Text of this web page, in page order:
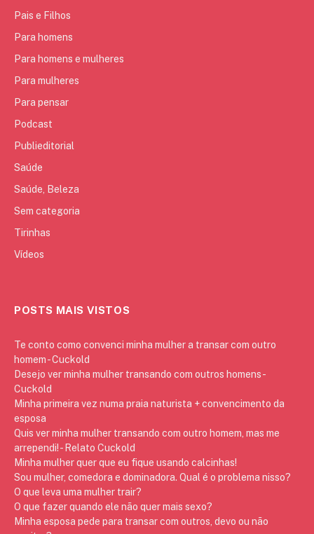
Pais e Filhos
Para homens
Para homens e mulheres
Para mulheres
Para pensar
Podcast
Publieditorial
Saúde
Saúde, Beleza
Sem categoria
Tirinhas
Vídeos
POSTS MAIS VISTOS
Te conto como convenci minha mulher a transar com outro
homem - Cuckold
Desejo ver minha mulher transando com outros homens -
Cuckold
Minha primeira vez numa praia naturista + convencimento da
esposa
Quis ver minha mulher transando com outro homem, mas me
arrependi! - Relato Cuckold
Minha mulher quer que eu fique usando calcinhas!
Sou mulher, comedora e dominadora. Qual é o problema nisso?
O que leva uma mulher trair?
O que fazer quando ele não quer mais sexo?
Minha esposa pede para transar com outros, devo ou não